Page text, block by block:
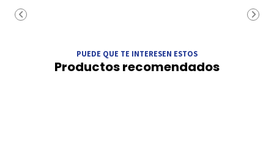
PUEDE QUE TE INTERESEN ESTOS
Productos recomendados